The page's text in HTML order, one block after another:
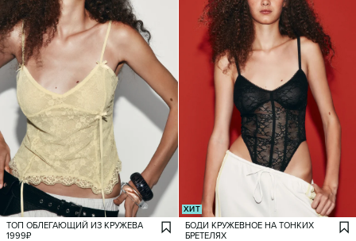
ТОП ОБЛЕГАЮЩИЙ ИЗ КРУЖЕВА
1999₽
ХИТ
БОДИ КРУЖЕВНОЕ НА ТОНКИХ
БРЕТЕЛЯХ